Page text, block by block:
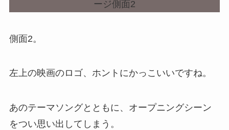
側面2。
左上の映画のロゴ、ホントにかっこいいですね。
あのテーマソングとともに、オープニングシーン
をつい思い出してしまう。